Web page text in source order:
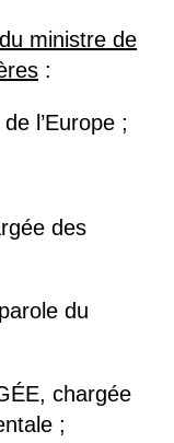
ministre de
:
l’Europe ;
des
du
chargée
;